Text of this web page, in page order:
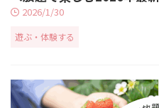
2026/1/30
遊ぶ・体験する